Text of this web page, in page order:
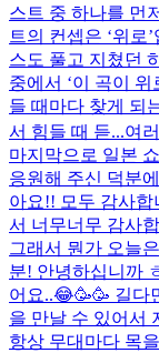
스트 중 하나를 먼
트의 컨셉은 ‘위로
스도 풀고 지쳤던
중에서 ‘이 곡이
들 때마다 찾게 되
서 힘들 때 듣...여
마지막으로 일본
응원해 주신 덕분
아요!! 모두 감사합
서 너무너무 감사
그래서 뭔가 오늘
분! 안녕하십니까
어요..😂🥳🥳 길다
을 만날 수 있어서
항상 무대마다 목